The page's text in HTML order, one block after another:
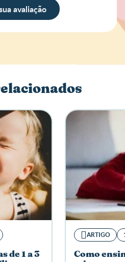
avaliação
de 1 a 3
ARTIGO
Como